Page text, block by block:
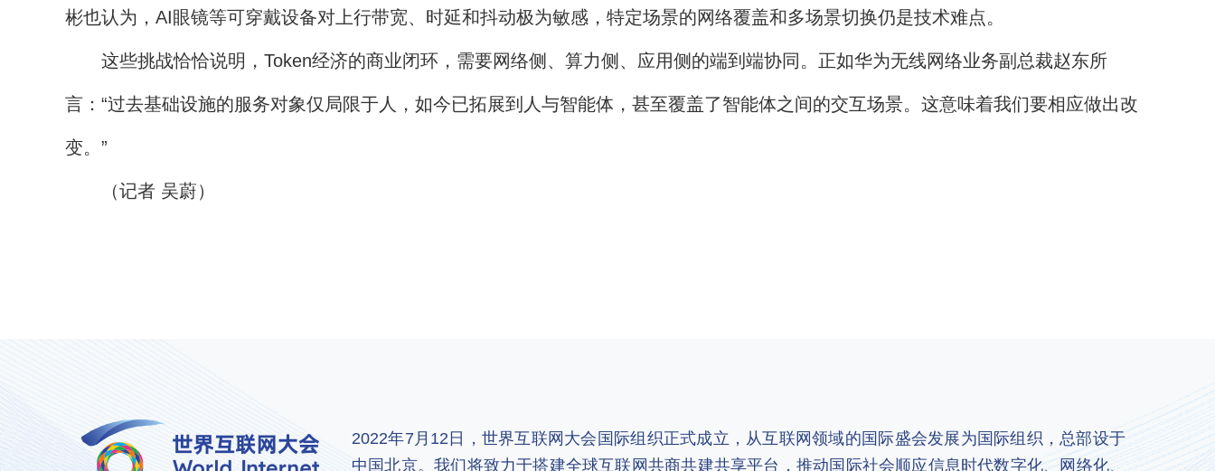
彬也认为，AI眼镜等可穿戴设备对上行带宽、时延和抖动极为敏感，特定场景的网络覆盖和多场景切换仍是技术难点。
这些挑战恰恰说明，Token经济的商业闭环，需要网络侧、算力侧、应用侧的端到端协同。正如华为无线网络业务副总裁赵东所
言：“过去基础设施的服务对象仅局限于人，如今已拓展到人与智能体，甚至覆盖了智能体之间的交互场景。这意味着我们要相应做出改
变。”
（记者 吴蔚）
2022年7月12日，世界互联网大会国际组织正式成立，从互联网领域的国际盛会发展为国际组织，总部设于
中国北京。我们将致力于搭建全球互联网共商共建共享平台，推动国际社会顺应信息时代数字化、网络化、